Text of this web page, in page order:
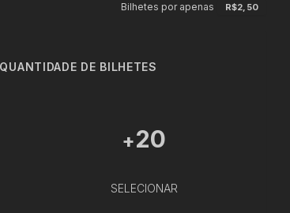
Bilhetes por apenas R$2,50
DE BILHETES
+20
SELECIONAR